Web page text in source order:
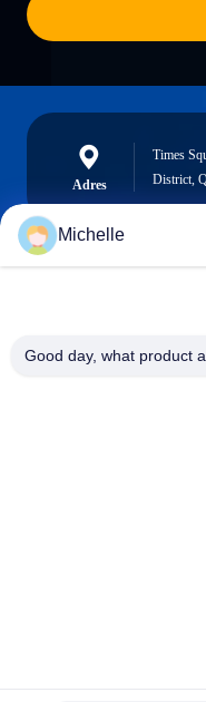
Adres
Times
District,
Michelle
Good day, what product